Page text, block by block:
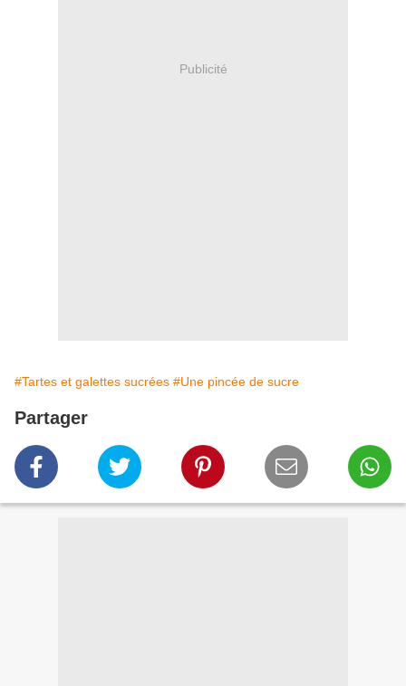
Publicité
#Tartes et galettes sucrées #Une pincée de sucre
Partager